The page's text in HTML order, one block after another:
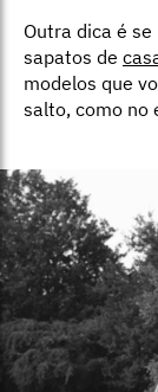
Outra dica é
sapatos de
modelos que
salto, como no